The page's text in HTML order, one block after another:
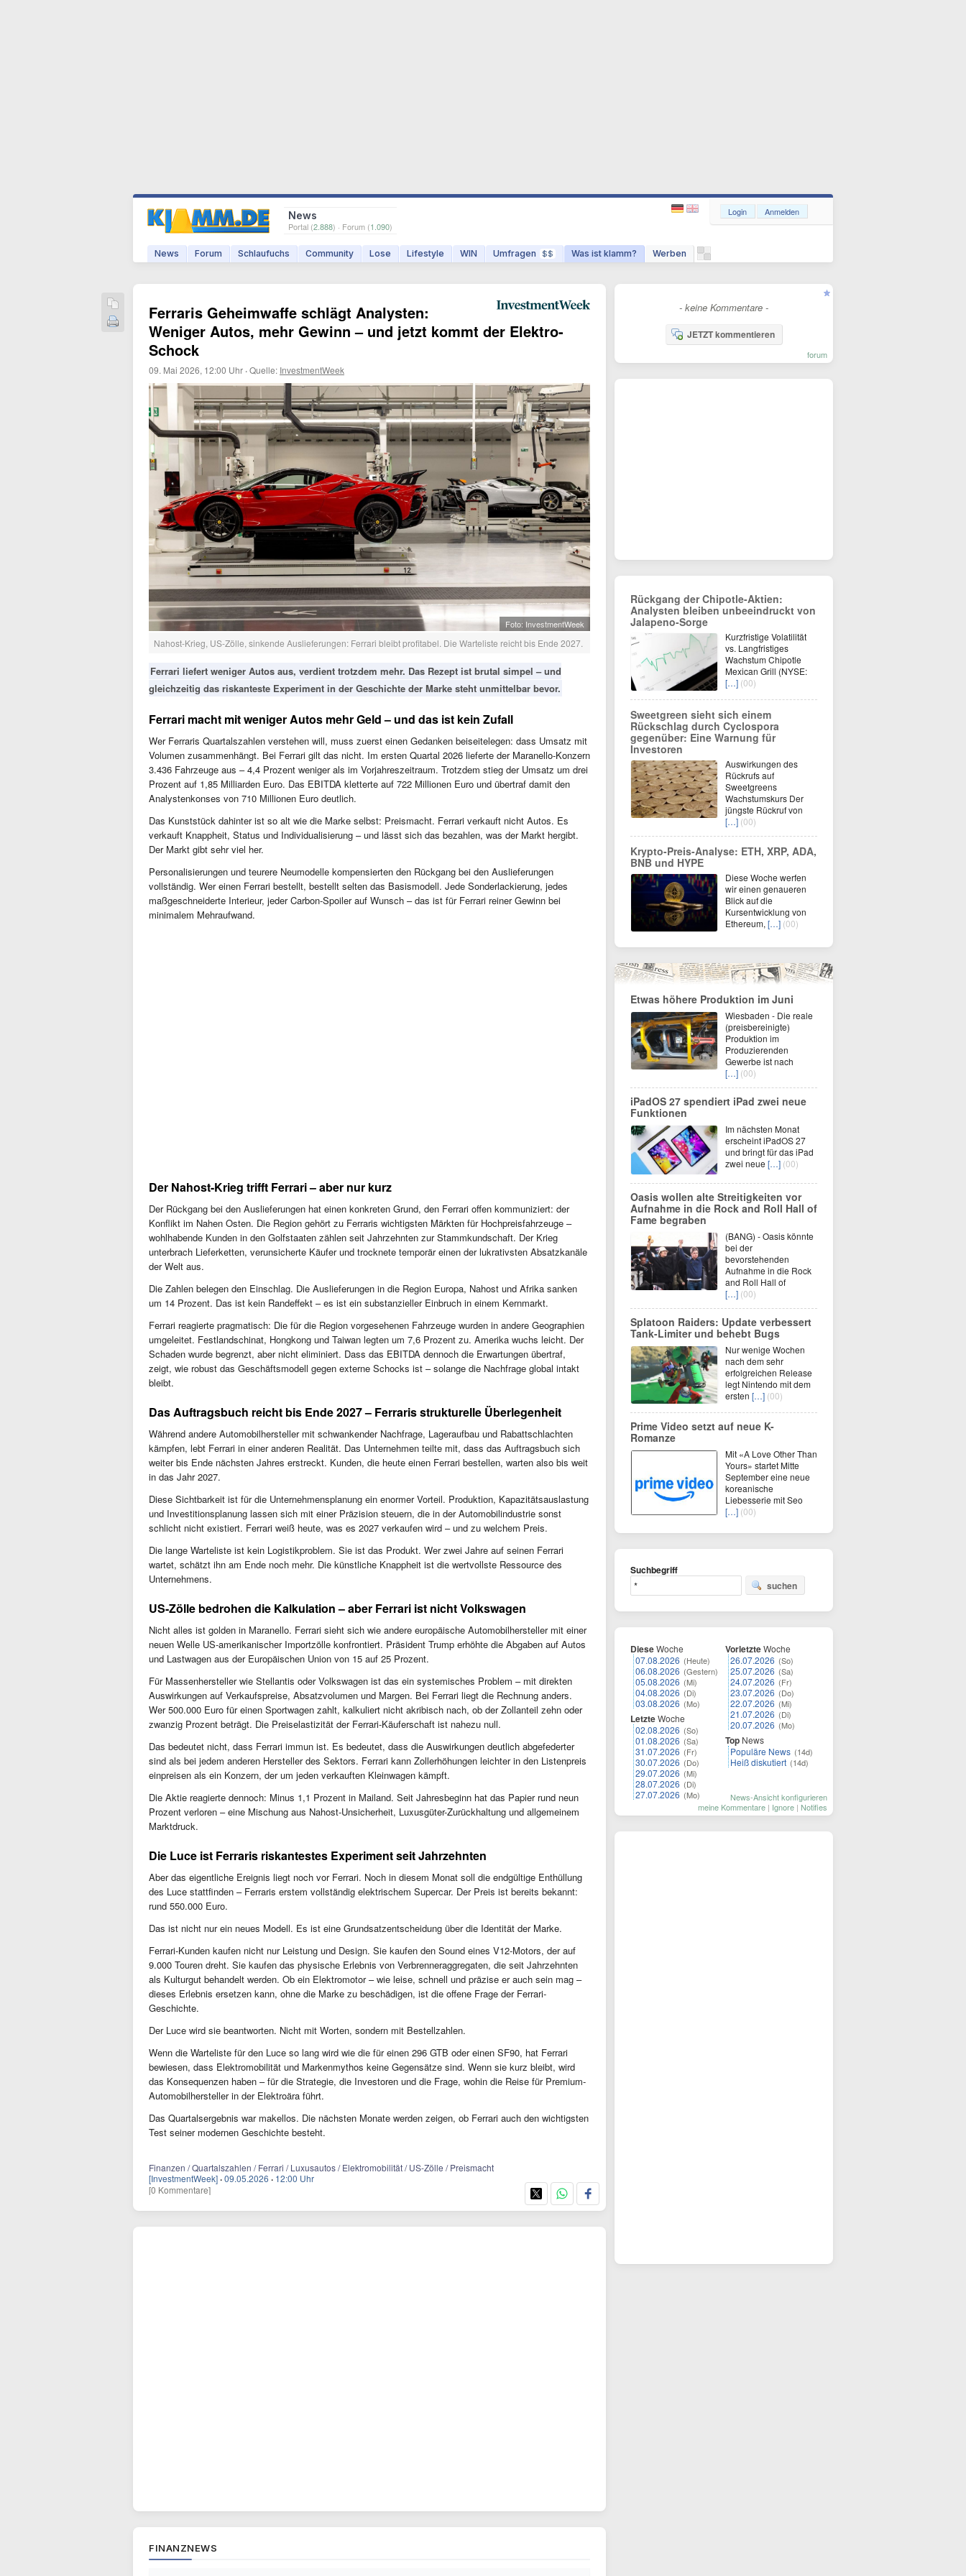
News
Portal (2.888) · Forum (1.090)
News Forum Schlaufuchs Community Lose Lifestyle WIN Umfragen $$ Was ist klamm? Werben
Login Anmelden
Ferraris Geheimwaffe schlägt Analysten:
Weniger Autos, mehr Gewinn – und jetzt kommt der Elektro-
Schock
09. Mai 2026, 12:00 Uhr ·Quelle: InvestmentWeek
Foto: InvestmentWeek
Nahost-Krieg, US-Zölle, sinkende Auslieferungen: Ferrari bleibt profitabel. Die Warteliste reicht bis Ende 2027.
Ferrari liefert weniger Autos aus, verdient trotzdem mehr. Das Rezept ist brutal simpel – und
gleichzeitig das riskanteste Experiment in der Geschichte der Marke steht unmittelbar bevor.
Ferrari macht mit weniger Autos mehr Geld – und das ist kein Zufall
Wer Ferraris Quartalszahlen verstehen will, muss zuerst einen Gedanken beiseitelegen: dass Umsatz mit
Volumen zusammenhängt. Bei Ferrari gilt das nicht. Im ersten Quartal 2026 lieferte der Maranello-Konzern
3.436 Fahrzeuge aus – 4,4 Prozent weniger als im Vorjahreszeitraum. Trotzdem stieg der Umsatz um drei
Prozent auf 1,85 Milliarden Euro. Das EBITDA kletterte auf 722 Millionen Euro und übertraf damit den
Analystenkonses von 710 Millionen Euro deutlich.
Das Kunststück dahinter ist so alt wie die Marke selbst: Preismacht. Ferrari verkauft nicht Autos. Es
verkauft Knappheit, Status und Individualisierung – und lässt sich das bezahlen, was der Markt hergibt.
Der Markt gibt sehr viel her.
Personalisierungen und teurere Neumodelle kompensierten den Rückgang bei den Auslieferungen
vollständig. Wer einen Ferrari bestellt, bestellt selten das Basismodell. Jede Sonderlackierung, jedes
maßgeschneiderte Interieur, jeder Carbon-Spoiler auf Wunsch – das ist für Ferrari reiner Gewinn bei
minimalem Mehraufwand.
Der Nahost-Krieg trifft Ferrari – aber nur kurz
Der Rückgang bei den Auslieferungen hat einen konkreten Grund, den Ferrari offen kommuniziert: der
Konflikt im Nahen Osten. Die Region gehört zu Ferraris wichtigsten Märkten für Hochpreisfahrzeuge –
wohlhabende Kunden in den Golfstaaten zählen seit Jahrzehnten zur Stammkundschaft. Der Krieg
unterbrach Lieferketten, verunsicherte Käufer und trocknete temporär einen der lukrativsten Absatzkanäle
der Welt aus.
Die Zahlen belegen den Einschlag. Die Auslieferungen in die Region Europa, Nahost und Afrika sanken
um 14 Prozent. Das ist kein Randeffekt – es ist ein substanzieller Einbruch in einem Kernmarkt.
Ferrari reagierte pragmatisch: Die für die Region vorgesehenen Fahrzeuge wurden in andere Geographien
umgeleitet. Festlandschinat, Hongkong und Taiwan legten um 7,6 Prozent zu. Amerika wuchs leicht. Der
Schaden wurde begrenzt, aber nicht eliminiert. Dass das EBITDA dennoch die Erwartungen übertraf,
zeigt, wie robust das Geschäftsmodell gegen externe Schocks ist – solange die Nachfrage global intakt
bleibt.
Das Auftragsbuch reicht bis Ende 2027 – Ferraris strukturelle Überlegenheit
Während andere Automobilhersteller mit schwankender Nachfrage, Lageraufbau und Rabattschlachten
kämpfen, lebt Ferrari in einer anderen Realität. Das Unternehmen teilte mit, dass das Auftragsbuch sich
weiter bis Ende nächsten Jahres erstreckt. Kunden, die heute einen Ferrari bestellen, warten also bis weit
in das Jahr 2027.
Diese Sichtbarkeit ist für die Unternehmensplanung ein enormer Vorteil. Produktion, Kapazitätsauslastung
und Investitionsplanung lassen sich mit einer Präzision steuern, die in der Automobilindustrie sonst
schlicht nicht existiert. Ferrari weiß heute, was es 2027 verkaufen wird – und zu welchem Preis.
Die lange Warteliste ist kein Logistikproblem. Sie ist das Produkt. Wer zwei Jahre auf seinen Ferrari
wartet, schätzt ihn am Ende noch mehr. Die künstliche Knappheit ist die wertvollste Ressource des
Unternehmens.
US-Zölle bedrohen die Kalkulation – aber Ferrari ist nicht Volkswagen
Nicht alles ist golden in Maranello. Ferrari sieht sich wie andere europäische Automobilhersteller mit einer
neuen Welle US-amerikanischer Importzölle konfrontiert. Präsident Trump erhöhte die Abgaben auf Autos
und Lastwagen aus der Europäischen Union von 15 auf 25 Prozent.
Für Massenhersteller wie Stellantis oder Volkswagen ist das ein systemisches Problem – mit direkten
Auswirkungen auf Verkaufspreise, Absatzvolumen und Margen. Bei Ferrari liegt die Rechnung anders.
Wer 500.000 Euro für einen Sportwagen zahlt, kalkuliert nicht akribisch nach, ob der Zollanteil zehn oder
zwanzig Prozent beträgt. Die Preiselastizität der Ferrari-Käuferschaft ist nahezu null.
Das bedeutet nicht, dass Ferrari immun ist. Es bedeutet, dass die Auswirkungen deutlich abgefederter
sind als bei jedem anderen Hersteller des Sektors. Ferrari kann Zollerhöhungen leichter in den Listenpreis
einpreisen als ein Konzern, der um jeden verkauften Kleinwagen kämpft.
Die Aktie reagierte dennoch: Minus 1,1 Prozent in Mailand. Seit Jahresbeginn hat das Papier rund neun
Prozent verloren – eine Mischung aus Nahost-Unsicherheit, Luxusgüter-Zurückhaltung und allgemeinem
Marktdruck.
Die Luce ist Ferraris riskantestes Experiment seit Jahrzehnten
Aber das eigentliche Ereignis liegt noch vor Ferrari. Noch in diesem Monat soll die endgültige Enthüllung
des Luce stattfinden – Ferraris erstem vollständig elektrischem Supercar. Der Preis ist bereits bekannt:
rund 550.000 Euro.
Das ist nicht nur ein neues Modell. Es ist eine Grundsatzentscheidung über die Identität der Marke.
Ferrari-Kunden kaufen nicht nur Leistung und Design. Sie kaufen den Sound eines V12-Motors, der auf
9.000 Touren dreht. Sie kaufen das physische Erlebnis von Verbrenneraggregaten, die seit Jahrzehnten
als Kulturgut behandelt werden. Ob ein Elektromotor – wie leise, schnell und präzise er auch sein mag –
dieses Erlebnis ersetzen kann, ohne die Marke zu beschädigen, ist die offene Frage der Ferrari-
Geschichte.
Der Luce wird sie beantworten. Nicht mit Worten, sondern mit Bestellzahlen.
Wenn die Warteliste für den Luce so lang wird wie die für einen 296 GTB oder einen SF90, hat Ferrari
bewiesen, dass Elektromobilität und Markenmythos keine Gegensätze sind. Wenn sie kurz bleibt, wird
das Konsequenzen haben – für die Strategie, die Investoren und die Frage, wohin die Reise für Premium-
Automobilhersteller in der Elektroära führt.
Das Quartalsergebnis war makellos. Die nächsten Monate werden zeigen, ob Ferrari auch den wichtigsten
Test seiner modernen Geschichte besteht.
Finanzen / Quartalszahlen / Ferrari / Luxusautos / Elektromobilität / US-Zölle / Preismacht
[InvestmentWeek] ·09.05.2026 · 12:00 Uhr
[0 Kommentare]
FINANZNEWS
- keine Kommentare -
JETZT kommentieren
forum
Rückgang der Chipotle-Aktien:
Analysten bleiben unbeeindruckt von
Jalapeno-Sorge
Kurzfristige Volatilität
vs. Langfristiges
Wachstum Chipotle
Mexican Grill (NYSE:
[…] (00)
Sweetgreen sieht sich einem
Rückschlag durch Cyclospora
gegenüber: Eine Warnung für
Investoren
Auswirkungen des
Rückrufs auf
Sweetgreens
Wachstumskurs Der
jüngste Rückruf von
[…] (00)
Krypto-Preis-Analyse: ETH, XRP, ADA,
BNB und HYPE
Diese Woche werfen
wir einen genaueren
Blick auf die
Kursentwicklung von
Ethereum, […] (00)
Etwas höhere Produktion im Juni
Wiesbaden - Die reale
(preisbereinigte)
Produktion im
Produzierenden
Gewerbe ist nach
[…] (00)
iPadOS 27 spendiert iPad zwei neue
Funktionen
Im nächsten Monat
erscheint iPadOS 27
und bringt für das iPad
zwei neue […] (00)
Oasis wollen alte Streitigkeiten vor
Aufnahme in die Rock and Roll Hall of
Fame begraben
(BANG) - Oasis könnte
bei der
bevorstehenden
Aufnahme in die Rock
and Roll Hall of
[…] (00)
Splatoon Raiders: Update verbessert
Tank-Limiter und behebt Bugs
Nur wenige Wochen
nach dem sehr
erfolgreichen Release
legt Nintendo mit dem
ersten […] (00)
Prime Video setzt auf neue K-
Romanze
Mit «A Love Other Than
Yours» startet Mitte
September eine neue
koreanische
Liebesserie mit Seo
[…] (00)
Suchbegriff
suchen
DieseWoche
07.08.2026 (Heute)
06.08.2026 (Gestern)
05.08.2026 (Mi)
04.08.2026 (Di)
03.08.2026 (Mo)
LetzteWoche
02.08.2026 (So)
01.08.2026 (Sa)
31.07.2026 (Fr)
30.07.2026 (Do)
29.07.2026 (Mi)
28.07.2026 (Di)
27.07.2026 (Mo)
VorletzteWoche
26.07.2026 (So)
25.07.2026 (Sa)
24.07.2026 (Fr)
23.07.2026 (Do)
22.07.2026 (Mi)
21.07.2026 (Di)
20.07.2026 (Mo)
Top News
Populäre News (14d)
Heiß diskutiert (14d)
News-Ansicht konfigurieren
meine Kommentare | Ignore | Notifies